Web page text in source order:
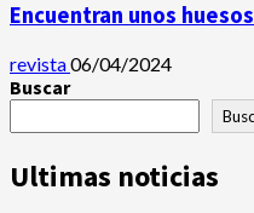
Encuentran unos
revista06/04/2024
Buscar
Ultimas noticias